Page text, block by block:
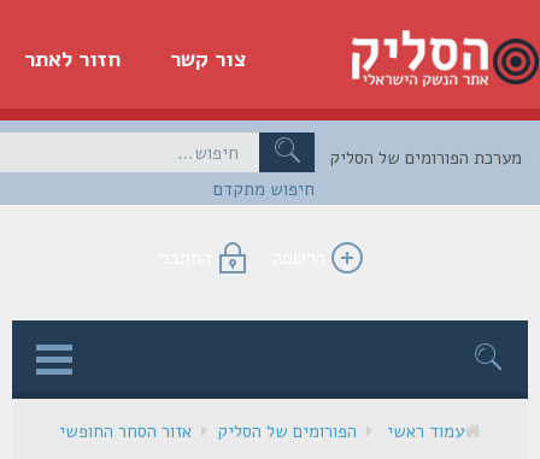
חזור לאתר צור קשר
חיפוש מתקדם
הפורומים של הסליק
הרשמה התחבר
עמוד ראשי הפורומים של הסליק אזור הסחר החופשי